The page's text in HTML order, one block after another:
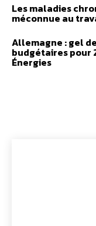
Les maladies
méconnue au
Allemagne : gel
budgétaires pour
Énergies